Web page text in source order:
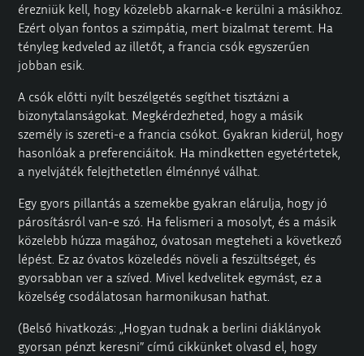
érezniük kell, hogy közelebb akarnak-e kerülni a másikhoz.
Ezért olyan fontos a szimpátia, mert bizalmat teremt. Ha
tényleg kedveled az illetőt, a francia csók egyszerűen
jobban esik.
A csók előtti nyílt beszélgetés segíthet tisztázni a
bizonytalanságokat. Megkérdezheted, hogy a másik
személy is szereti-e a francia csókot. Gyakran kiderül, hogy
hasonlóak a preferenciáitok. Ha mindketten egyetértetek,
a nyelvjáték felejthetetlen élménnyé válhat.
Egy gyors pillantás a szemekbe gyakran elárulja, hogy jó
párosításról van-e szó. Ha felismeri a mosolyt, és a másik
közelebb húzza magához, óvatosan megteheti a következő
lépést. Ez az óvatos közeledés növeli a feszültséget, és
gyorsabban ver a szíved. Mivel kedvelitek egymást, ez a
közelség csodálatosan harmonikusan hathat.
(Belső hivatkozás: „Hogyan tudnak a berlini diáklányok
gyorsan pénzt keresni” című cikkünket olvasd el, hogy